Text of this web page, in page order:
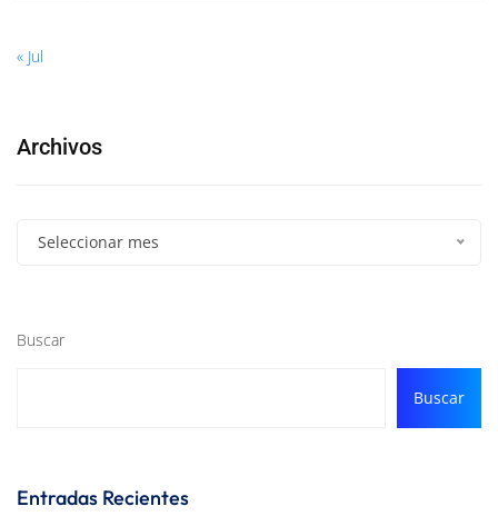
« Jul
Archivos
Seleccionar mes
Buscar
Buscar
Entradas Recientes